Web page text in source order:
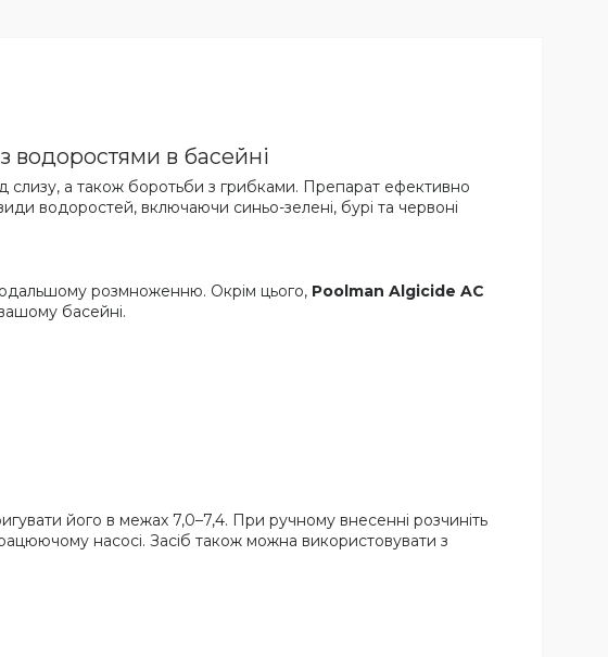
водоростями в басейні
а також боротьби з грибками. Препарат ефективно
водоростей, включаючи синьо-зелені, бурі та червоні
розмноженню. Окрім цього, Poolman Algicide AC
басейні.
його в межах 7,0–7,4. При ручному внесенні розчиніть
насосі. Засіб також можна використовувати з